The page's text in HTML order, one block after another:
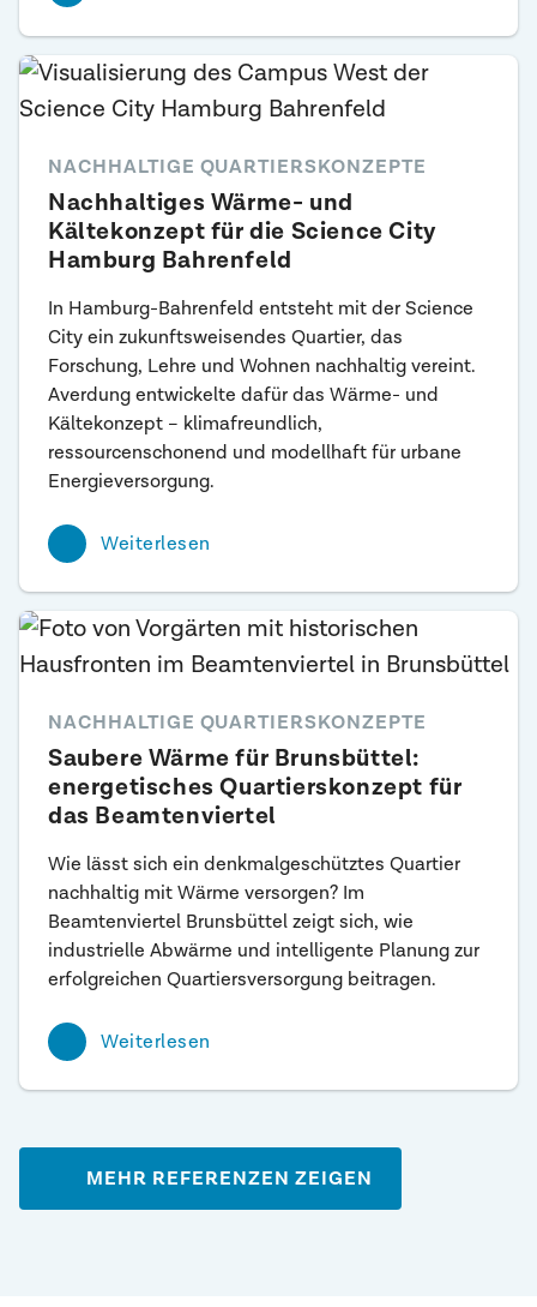
NACHHALTIGE QUARTIERSKONZEPTE
Nachhaltiges Wärme- und
Kältekonzept für die Science City
Hamburg Bahrenfeld
In Hamburg-Bahrenfeld entsteht mit der Science
City ein zukunftsweisendes Quartier, das
Forschung, Lehre und Wohnen nachhaltig vereint.
Averdung entwickelte dafür das Wärme- und
Kältekonzept – klimafreundlich,
ressourcenschonend und modellhaft für urbane
Energieversorgung.
Weiterlesen
NACHHALTIGE QUARTIERSKONZEPTE
Saubere Wärme für Brunsbüttel:
energetisches Quartierskonzept für
das Beamtenviertel
Wie lässt sich ein denkmalgeschütztes Quartier
nachhaltig mit Wärme versorgen? Im
Beamtenviertel Brunsbüttel zeigt sich, wie
industrielle Abwärme und intelligente Planung zur
erfolgreichen Quartiersversorgung beitragen.
Weiterlesen
MEHR REFERENZEN ZEIGEN